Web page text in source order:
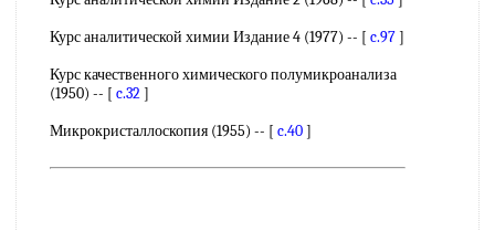
Курс аналитической химии Издание 4 (1977) -- [ c.97]
Курс качественного химического полумикроанализа
(1950) -- [ c.32]
Микрокристаллоскопия (1955) -- [ c.40]